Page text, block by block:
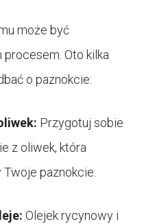
może być
Oto kilka
o paznokcie:
Przygotuj sobie
z oliwek, która
paznokcie.
Olejek rycynowy i